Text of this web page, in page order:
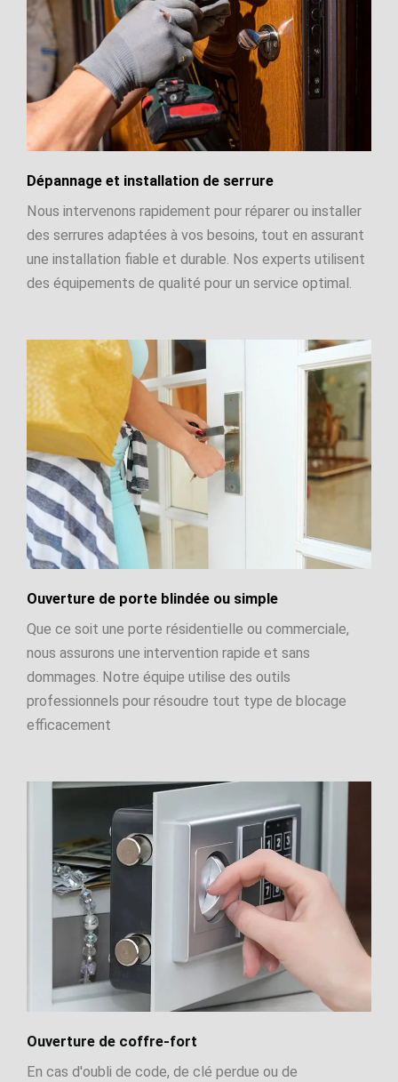
Dépannage et installation de serrure
Nous intervenons rapidement pour réparer ou installer
des serrures adaptées à vos besoins, tout en assurant
une installation fiable et durable. Nos experts utilisent
des équipements de qualité pour un service optimal.
Ouverture de porte blindée ou simple
Que ce soit une porte résidentielle ou commerciale,
nous assurons une intervention rapide et sans
dommages. Notre équipe utilise des outils
professionnels pour résoudre tout type de blocage
efficacement
Ouverture de coffre-fort
En cas d'oubli de code, de clé perdue ou de